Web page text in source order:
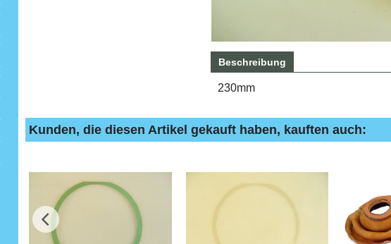
Beschreibung
230mm
Kunden, die diesen Artikel gekauft haben, kauften auch: